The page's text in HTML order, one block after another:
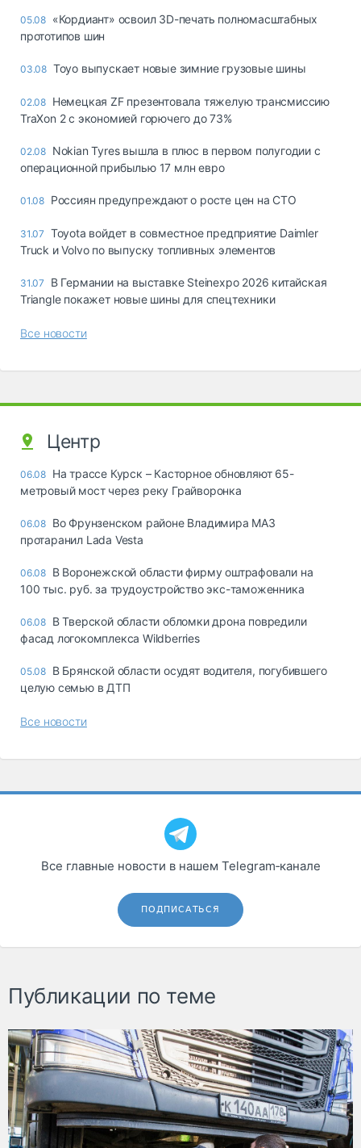
05.08 «Кордиант» освоил 3D-печать полномасштабных
прототипов шин
03.08 Toyo выпускает новые зимние грузовые шины
02.08 Немецкая ZF презентовала тяжелую трансмиссию
TraXon 2 с экономией горючего до 73%
02.08 Nokian Tyres вышла в плюс в первом полугодии с
операционной прибылью 17 млн евро
01.08 Россиян предупреждают о росте цен на СТО
31.07 Toyota войдет в совместное предприятие Daimler
Truck и Volvo по выпуску топливных элементов
31.07
В Германии на выставке Steinexpo 2026 китайская
Triangle покажет новые шины для спецтехники
Все новости
Центр
06.08 На трассе Курск – Касторное обновляют 65-
метровый мост через реку Грайворонка
06.08 Во Фрунзенском районе Владимира МАЗ
протаранил Lada Vesta
06.08 В Воронежской области фирму оштрафовали на
100 тыс. руб. за трудоустройство экс-таможенника
06.08 В Тверской области обломки дрона повредили
фасад логокомплекса Wildberries
05.08 В Брянской области осудят водителя, погубившего
целую семью в ДТП
Все новости
Все главные новости в нашем Telegram‑канале
ПОДПИСАТЬСЯ
Публикации по теме